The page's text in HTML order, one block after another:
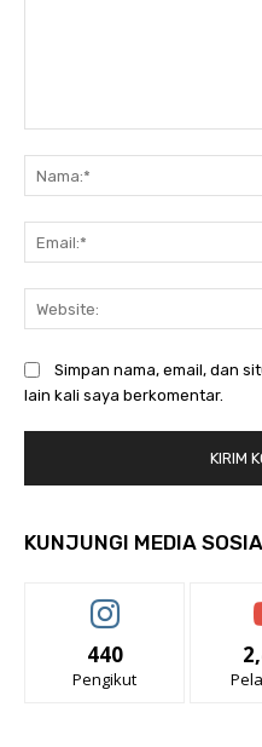
Simpan nama, email, dan
lain kali saya berkomentar.
KUNJUNGI MEDIA
440
Pengikut